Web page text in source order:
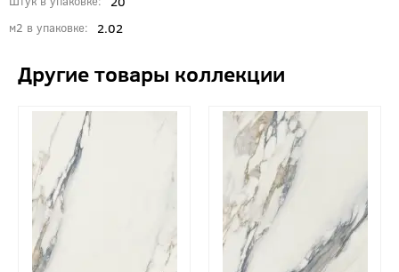
м2 в упаковке 2.02